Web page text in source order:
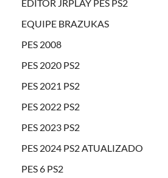
EDITOR JRPLAY PES PS2
EQUIPE BRAZUKAS
PES 2008
PES 2020 PS2
PES 2021 PS2
PES 2022 PS2
PES 2023 PS2
PES 2024 PS2 ATUALIZADO
PES 6 PS2